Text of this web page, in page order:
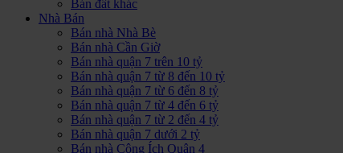
Bán đất khác
Nhà Bán
Bán nhà Nhà Bè
Bán nhà Cần Giờ
Bán nhà quận 7 trên 10 tỷ
Bán nhà quận 7 từ 8 đến 10 tỷ
Bán nhà quận 7 từ 6 đến 8 tỷ
Bán nhà quận 7 từ 4 đến 6 tỷ
Bán nhà quận 7 từ 2 đến 4 tỷ
Bán nhà quận 7 dưới 2 tỷ
Bán nhà Công Ích Quận 4